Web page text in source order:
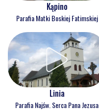
Kąpino
Parafia Matki Boskiej Fatimskiej
Linia
Parafia Najśw. Serca Pana Jezusa